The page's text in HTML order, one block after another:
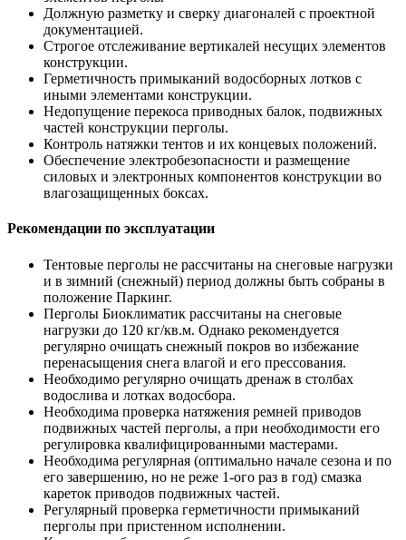
Должную разметку и сверку диагоналей с проектной
документацией.
Строгое отслеживание вертикалей несущих элементов
конструкции.
Герметичность примыканий водосборных лотков с
иными элементами конструкции.
Недопущение перекоса приводных балок, подвижных
частей конструкции перголы.
Контроль натяжки тентов и их концевых положений.
Обеспечение электробезопасности и размещение
силовых и электронных компонентов конструкции во
влагозащищенных боксах.
Рекомендации по эксплуатации
Тентовые перголы не рассчитаны на снеговые нагрузки
и в зимний (снежный) период должны быть собраны в
положение Паркинг.
Перголы Биоклиматик рассчитаны на снеговые
нагрузки до 120 кг/кв.м. Однако рекомендуется
регулярно очищать снежный покров во избежание
перенасыщения снега влагой и его прессования.
Необходимо регулярно очищать дренаж в столбах
водослива и лотках водосбора.
Необходима проверка натяжения ремней приводов
подвижных частей перголы, а при необходимости его
регулировка квалифицированными мастерами.
Необходима регулярная (оптимально начале сезона и по
его завершению, но не реже 1-ого раз в год) смазка
кареток приводов подвижных частей.
Регулярный проверка герметичности примыканий
перголы при пристенном исполнении.